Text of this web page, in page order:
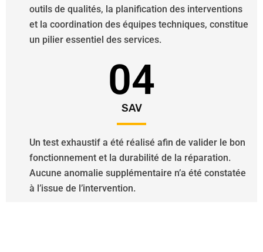
outils de qualités, la planification des interventions
et la coordination des équipes techniques, constitue
un pilier essentiel des services.
04
SAV
Un test exhaustif a été réalisé afin de valider le bon
fonctionnement et la durabilité de la réparation.
Aucune anomalie supplémentaire n’a été constatée
à l’issue de l’intervention.